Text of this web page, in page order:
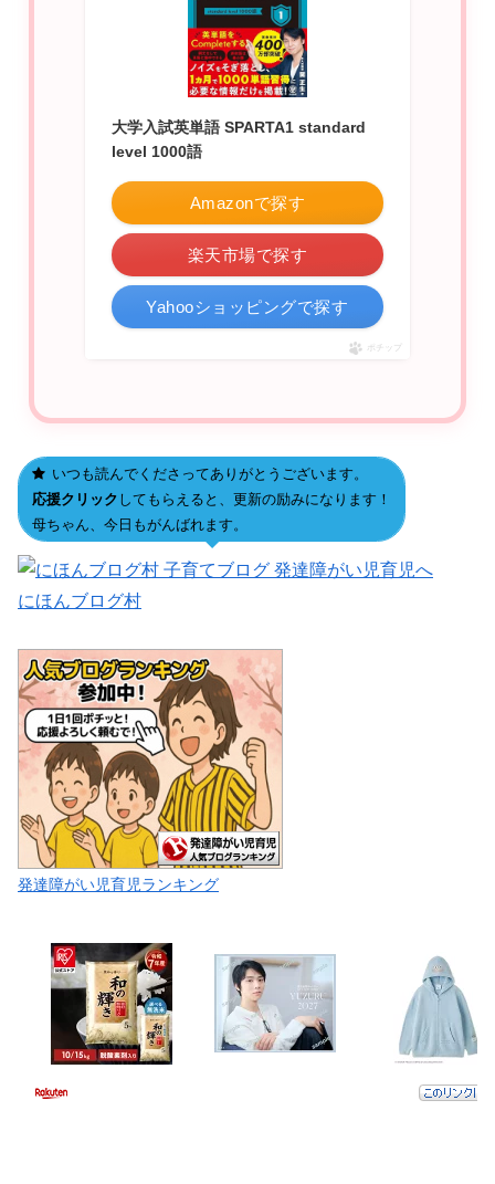
大学入試英単語 SPARTA1 standard
level 1000語
Amazonで探す
楽天市場で探す
Yahooショッピングで探す
ポチップ
いつも読んでくださってありがとうございます。
応援クリック してもらえると、更新の励みになります！
母ちゃん、今日もがんばれます。
にほんブログ村
発達障がい児育児ランキング